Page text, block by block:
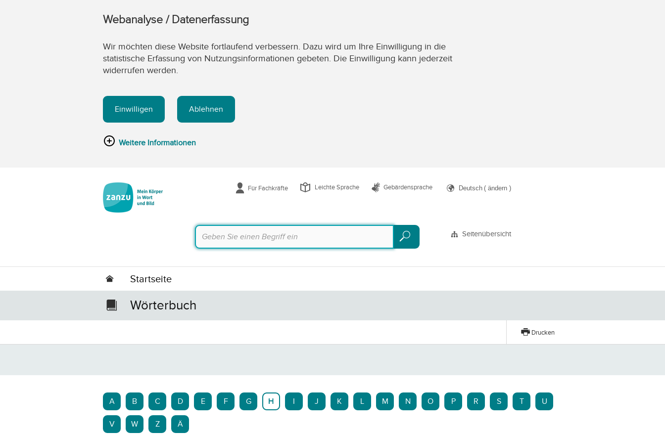
Webanalyse / Datenerfassung
Wir möchten diese Website fortlaufend verbessern. Dazu wird um Ihre Einwilligung in die
statistische Erfassung von Nutzungsinformationen gebeten. Die Einwilligung kann jederzeit
widerrufen werden.
Einwilligen Ablehnen
Weitere Informationen
Für Fachkräfte Leichte Sprache Gebärdensprache Deutsch ( ändern )
Suchen
Suchen
Seitenübersicht
Startseite
Wörterbuch
Drucken
A B C D E F G H I J K L M N O P R S T U
V W Z Ä